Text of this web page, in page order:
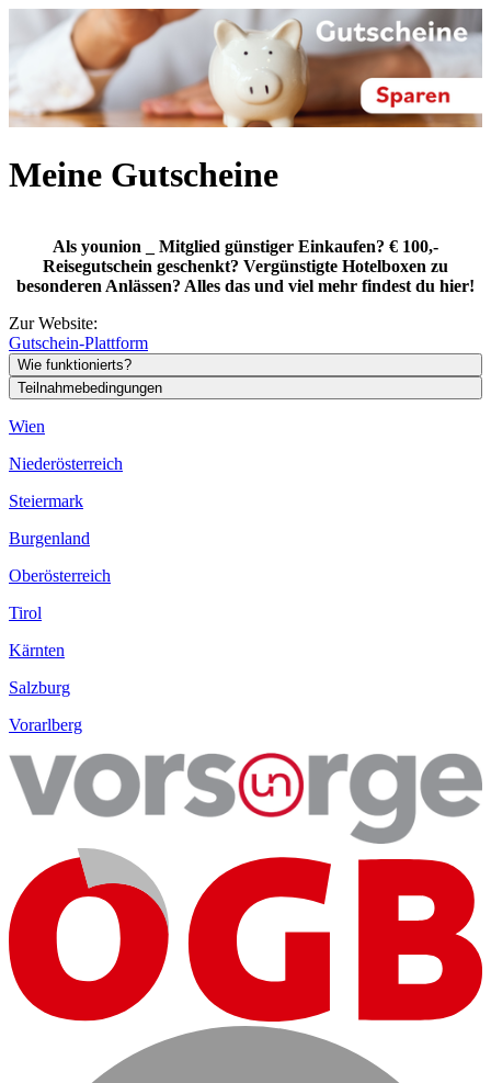
Meine Gutscheine
Als younion _ Mitglied günstiger Einkaufen? € 100,-
Reisegutschein geschenkt? Vergünstigte Hotelboxen zu
besonderen Anlässen? Alles das und viel mehr findest du hier!
Zur Website:
Gutschein-Plattform
Wie funktionierts?
Teilnahmebedingungen
Wien
Niederösterreich
Steiermark
Burgenland
Oberösterreich
Tirol
Kärnten
Salzburg
Vorarlberg